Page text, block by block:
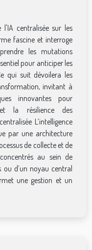
centralisée sur les
fascine et interroge
les mutations
pour anticiper les
qui suit dévoilera les
invitant à
innovantes pour
la résilience des
L’intelligence
par une architecture
de collecte et de
au sein de
d’un noyau central
une gestion et un